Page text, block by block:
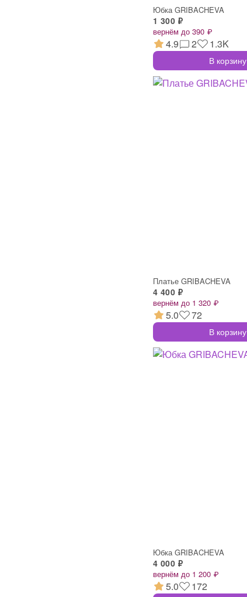
Юбка GRIBACHEVA
1 300 ₽
вернём до 390 ₽
4.9 2 1.3K
В корзину
Платье GRIBACHEVA
4 400 ₽
вернём до 1 320 ₽
5.0 72
В корзину
Юбка GRIBACHEVA
4 000 ₽
вернём до 1 200 ₽
5.0 172